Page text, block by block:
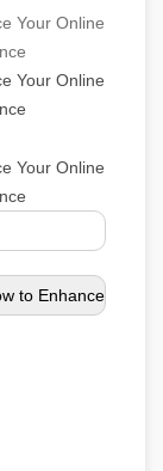
Your Online
Your Online
Your Online